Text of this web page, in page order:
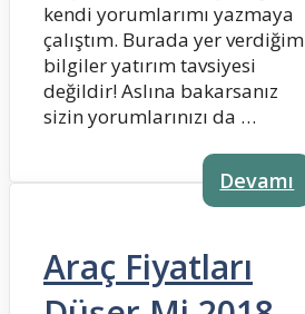
kendi yorumlarımı yazmaya
çalıştım. Burada yer verdiğim
bilgiler yatırım tavsiyesi
değildir! Aslına bakarsanız
sizin yorumlarınızı da …
Devamı
Araç Fiyatları